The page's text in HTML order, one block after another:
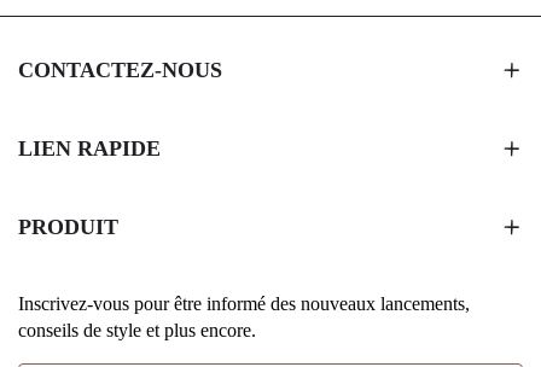
CONTACTEZ-NOUS
LIEN RAPIDE
PRODUIT
Inscrivez-vous pour être informé des nouveaux lancements,
conseils de style et plus encore.